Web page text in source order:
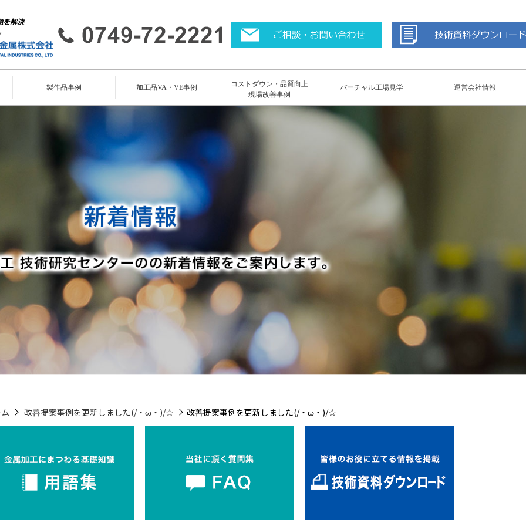
解決
製作品事例 加工品VA・VE事例
コストダウン・品質向上
現場改善事例
バーチャル工場見学 運営会社情報
改善提案事例を更新しました(/・ω・)/☆ 改善提案事例を更新しました(/・ω・)/☆